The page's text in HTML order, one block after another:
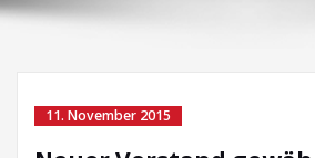
11. November 2015